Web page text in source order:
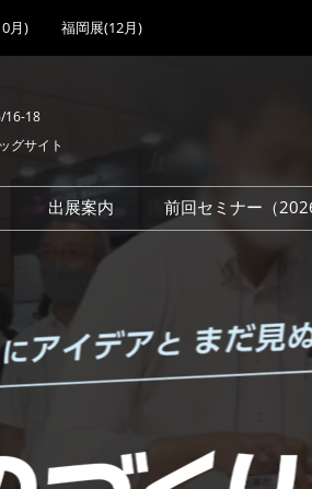
月) 福岡展(12月)
16-18
グサイト
展
出展社・製品検索
出展製品特集 一覧
グローバル･サプライ
ン特集
目の併催イベント
方法について
ス
出展案内
出展検討資料を請求する
（無料）
前回セミナー（